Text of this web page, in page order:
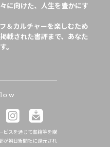
に向けた、人生を豊かにす
＆カルチャーを楽しむため
載された書評まで、あなた
。
ビスを通じて書籍等を購
が朝日新聞社に還元され